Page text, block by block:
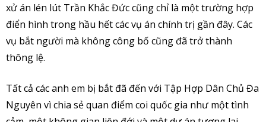
xử án lén lút Trần Khắc Đức cũng chỉ là một trường hợp
điển hình trong hầu hết các vụ án chính trị gần đây. Các
vụ bắt người mà không công bố cũng đã trở thành
thông lệ.
Tất cả các anh em bị bắt đã đến với Tập Hợp Dân Chủ Đa
Nguyên vì chia sẻ quan điểm coi quốc gia như một tình